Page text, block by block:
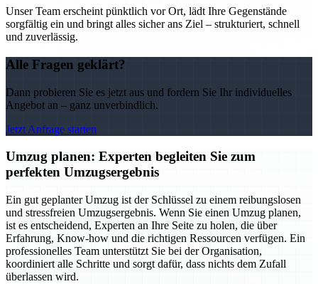
Unser Team erscheint pünktlich vor Ort, lädt Ihre Gegenstände
sorgfältig ein und bringt alles sicher ans Ziel – strukturiert, schnell
und zuverlässig.
Alle Fragen geklärt?
Dann probieren Sie es jetzt aus und fordern Sie Ihr individuelles
Angebot an – ganz unverbindlich.
Jetzt Anfrage starten
Umzug planen: Experten begleiten Sie zum
perfekten Umzugsergebnis
Ein gut geplanter Umzug ist der Schlüssel zu einem reibungslosen
und stressfreien Umzugsergebnis. Wenn Sie einen Umzug planen,
ist es entscheidend, Experten an Ihre Seite zu holen, die über
Erfahrung, Know-how und die richtigen Ressourcen verfügen. Ein
professionelles Team unterstützt Sie bei der Organisation,
koordiniert alle Schritte und sorgt dafür, dass nichts dem Zufall
überlassen wird.